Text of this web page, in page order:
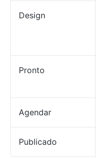
Design
Pronto
Agendar
Publicado